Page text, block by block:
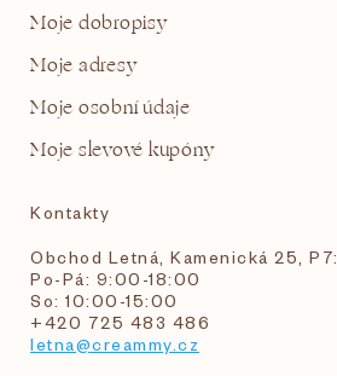
Moje dobropisy
Moje adresy
Moje osobní údaje
Moje slevové kupóny
Kontakty
Obchod Letná, Kamenická 25, P7:
Po-Pá: 9:00-18:00
So: 10:00-15:00
+420 725 483 486
letna@creammy.cz